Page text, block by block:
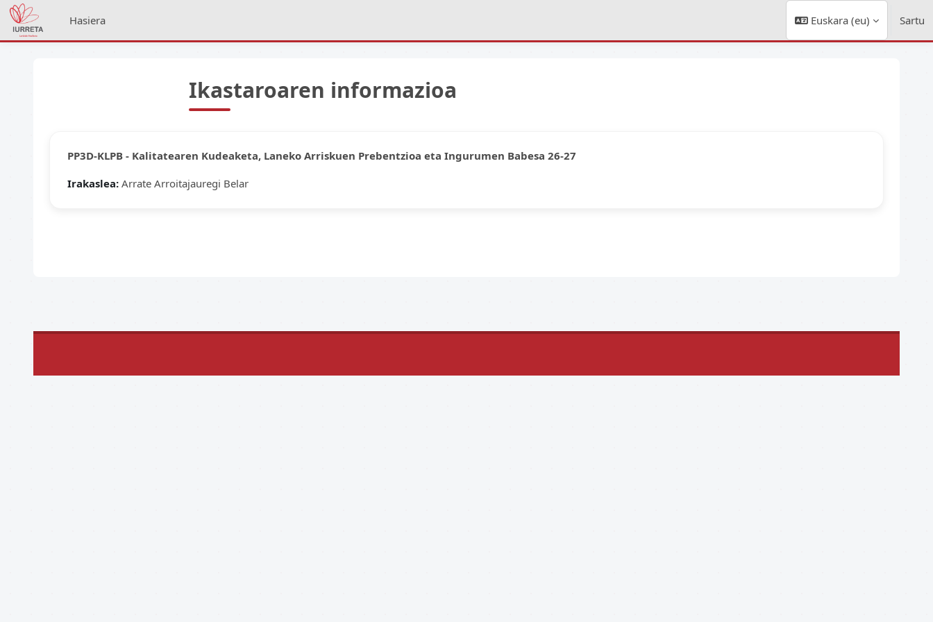
Joan eduki nagusira zuzenean
Hasiera
Euskara ‎(eu)‎ Sartu
Ikastaroaren informazioa
PP3D-KLPB - Kalitatearen Kudeaketa, Laneko Arriskuen Prebentzioa eta Ingurumen Babesa 26-27
Irakaslea: Arrate Arroitajauregi Belar